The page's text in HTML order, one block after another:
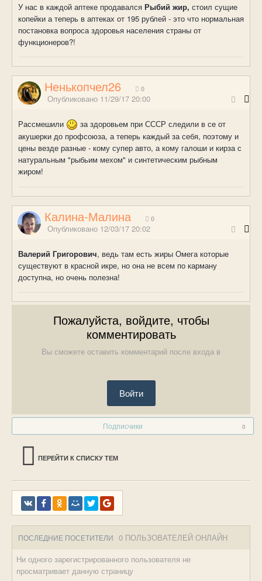
У нас в каждой аптеке продавался Рыбий жир, стоил сущие
копейки а теперь в аптеках от 195 рублей - это что нормальная
постановка вопроса здоровья населения страны от
функционеров?!
Ненькопчел26 0
Опубликовано 11/29/17 20:00
Рассмешили
за здоровьем при СССР следили в се от
акушерки до профсоюза, а теперь каждый за себя, поэтому и
цены везде разные - кому супер авто, а кому галоши и кирза с
натуральным "рыбьим мехом" и синтетическим рыбным
жиром!
Калина-Малина 0
Опубликовано 12/03/17 20:02
Валерий Григорович, ведь там есть жиры Омега которые
существуют в красной икре, но она не всем по карману
доступна, но очень полезна!
Пожалуйста, войдите, чтобы
комментировать
Вы сможете оставить комментарий после входа в
Войти
Подписчики 0
ПЕРЕЙТИ К СПИСКУ ТЕМ
ПОСЛЕДНИЕ ПОСЕТИТЕЛИ 0 ПОЛЬЗОВАТЕЛЕЙ ОНЛАЙН
Ни одного зарегистрированного пользователя не
просматривает данную страницу